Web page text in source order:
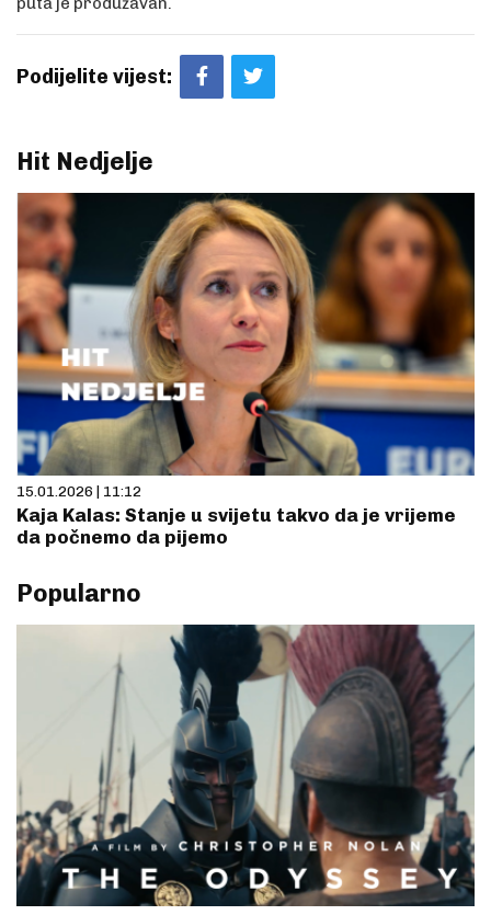
Podijelite vijest:
Hit Nedjelje
15.01.2026 | 11:12
Kaja Kalas: Stanje u svijetu takvo da je vrijeme
da počnemo da pijemo
Popularno